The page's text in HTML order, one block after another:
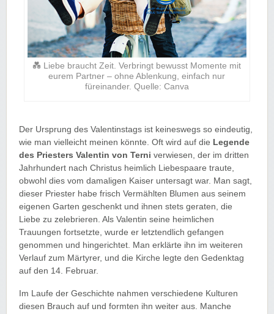
💑 Liebe braucht Zeit. Verbringt bewusst Momente mit
eurem Partner – ohne Ablenkung, einfach nur
füreinander. Quelle: Canva
Der Ursprung des Valentinstags ist keineswegs so eindeutig,
wie man vielleicht meinen könnte. Oft wird auf die Legende
des Priesters Valentin von Terni verwiesen, der im dritten
Jahrhundert nach Christus heimlich Liebespaare traute,
obwohl dies vom damaligen Kaiser untersagt war. Man sagt,
dieser Priester habe frisch Vermählten Blumen aus seinem
eigenen Garten geschenkt und ihnen stets geraten, die
Liebe zu zelebrieren. Als Valentin seine heimlichen
Trauungen fortsetzte, wurde er letztendlich gefangen
genommen und hingerichtet. Man erklärte ihn im weiteren
Verlauf zum Märtyrer, und die Kirche legte den Gedenktag
auf den 14. Februar.
Im Laufe der Geschichte nahmen verschiedene Kulturen
diesen Brauch auf und formten ihn weiter aus. Manche